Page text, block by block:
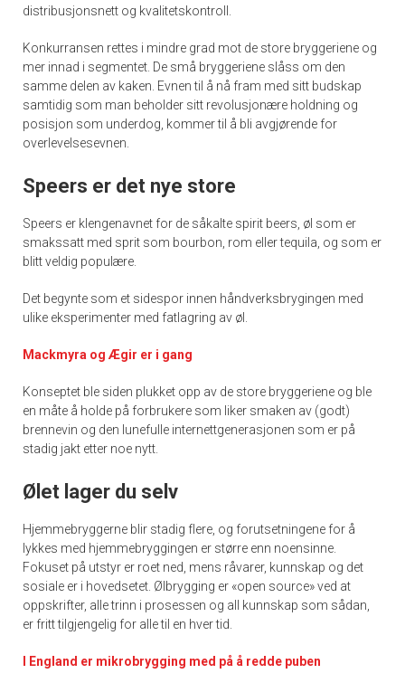
distribusjonsnett og kvalitetskontroll.
Konkurransen rettes i mindre grad mot de store bryggeriene og
mer innad i segmentet. De små bryggeriene slåss om den
samme delen av kaken. Evnen til å nå fram med sitt budskap
samtidig som man beholder sitt revolusjonære holdning og
posisjon som underdog, kommer til å bli avgjørende for
overlevelsesevnen.
Speers er det nye store
Speers er klengenavnet for de såkalte spirit beers, øl som er
smakssatt med sprit som bourbon, rom eller tequila, og som er
blitt veldig populære.
Det begynte som et sidespor innen håndverksbrygingen med
ulike eksperimenter med fatlagring av øl.
Mackmyra og Ægir er i gang
Konseptet ble siden plukket opp av de store bryggeriene og ble
en måte å holde på forbrukere som liker smaken av (godt)
brennevin og den lunefulle internettgenerasjonen som er på
stadig jakt etter noe nytt.
Ølet lager du selv
Hjemmebryggerne blir stadig flere, og forutsetningene for å
lykkes med hjemmebryggingen er større enn noensinne.
Fokuset på utstyr er roet ned, mens råvarer, kunnskap og det
sosiale er i hovedsetet. Ølbrygging er «open source» ved at
oppskrifter, alle trinn i prosessen og all kunnskap som sådan,
er fritt tilgjengelig for alle til en hver tid.
I England er mikrobrygging med på å redde puben